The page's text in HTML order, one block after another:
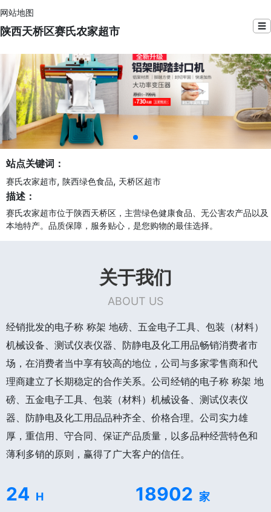
网站地图
陕西天桥区赛氏农家超市 ☰
站点关键词：
赛氏农家超市, 陕西绿色食品, 天桥区超市
描述：
赛氏农家超市位于陕西天桥区，主营绿色健康食品、无公害农产品以及
本地特产。品质保障，服务贴心，是您购物的最佳选择。
关于我们
ABOUT US
经销批发的电子称 称架 地磅、五金电子工具、包装（材料）
机械设备、测试仪表仪器、防静电及化工用品畅销消费者市
场，在消费者当中享有较高的地位，公司与多家零售商和代
理商建立了长期稳定的合作关系。公司经销的电子称 称架 地
磅、五金电子工具、包装（材料）机械设备、测试仪表仪
器、防静电及化工用品品种齐全、价格合理。公司实力雄
厚，重信用、守合同、保证产品质量，以多品种经营特色和
薄利多销的原则，赢得了广大客户的信任。
24 H 18902 家